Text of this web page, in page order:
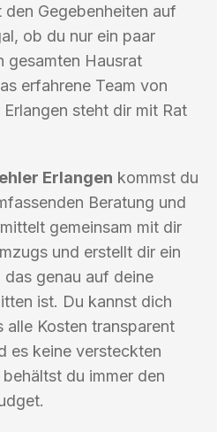
Gegebenheiten auf
ob du nur ein paar
gesamten Hausrat
erfahrene Team von
steht dir mit Rat
Erlangen kommst du
Beratung und
gemeinsam mit dir
und erstellt dir ein
genau auf deine
ist. Du kannst dich
alle Kosten transparent
es keine versteckten
du immer den